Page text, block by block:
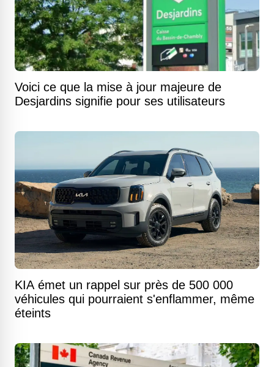
Voici ce que la mise à jour majeure de
Desjardins signifie pour ses utilisateurs
KIA émet un rappel sur près de 500 000
véhicules qui pourraient s'enflammer, même
éteints